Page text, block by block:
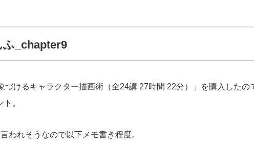
ふ_chapter9
づけるキャラクター描画術（全24講 27時間 22分）」を購入したの
。
われそうなので以下メモ書き程度。